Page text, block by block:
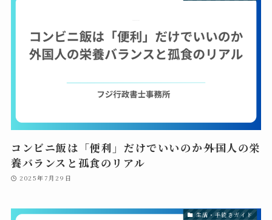
コンビニ飯は「便利」だけでいいのか――外国人の栄
養バランスと孤食のリアル
2025年7月29日
生活・手続きガイド